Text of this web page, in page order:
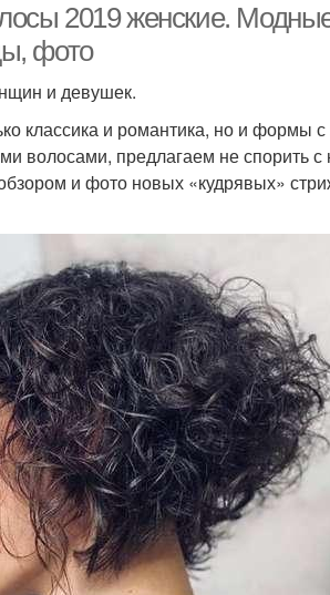
2019 женские.
фото
и девушек.
классика и романтика, но и формы с
волосами, предлагаем не спорить
и фото новых «кудрявых»